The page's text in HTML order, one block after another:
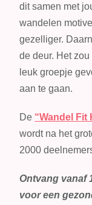
dit samen met
wandelen
gezelliger.
de deur. Het
leuk groepje
aan te gaan.
De “Wandel Fit
wordt na het
2000
Ontvang vanaf
voor een